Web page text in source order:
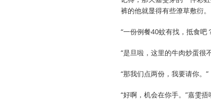
裤的他就显得有些潦草敷衍。
“一份例餐40蚊有找，抵食吧
“是旦啦，这里的牛肉炒蛋很
“那我们点两份，我要请你。”
“好啊，机会在你手。”嘉雯